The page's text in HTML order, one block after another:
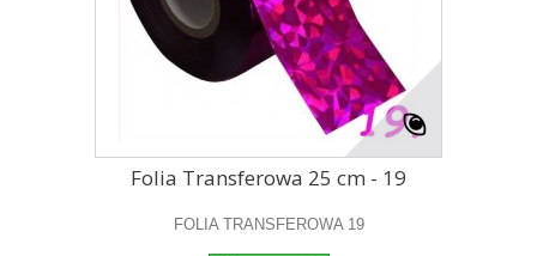
Folia Transferowa 25 cm - 19
FOLIA TRANSFEROWA 19